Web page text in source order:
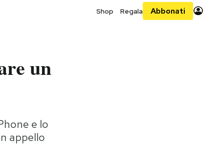
Shop Regala Abbonati
un
e lo
appello